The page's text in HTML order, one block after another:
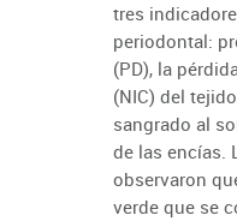
tres
periodontal:
(PD), la
(NIC) del
sangrado al
de las encías.
observaron
verde que se